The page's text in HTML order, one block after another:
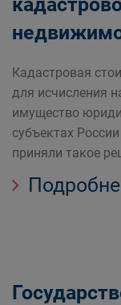
Кадастровая
для исчисления
имущество
субъектах
приняли такое